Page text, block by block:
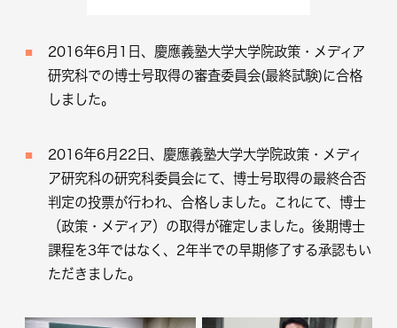
2016年6月1日、慶應義塾大学大学院政策・メディア
研究科での博士号取得の審査委員会(最終試験)に合格
しました。
2016年6月22日、慶應義塾大学大学院政策・メディ
ア研究科の研究科委員会にて、博士号取得の最終合否
判定の投票が行われ、合格しました。これにて、博士
（政策・メディア）の取得が確定しました。後期博士
課程を3年ではなく、2年半での早期修了する承認もい
ただきました。